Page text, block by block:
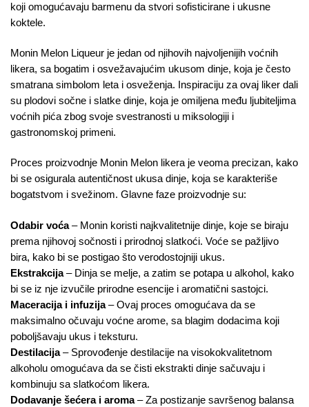
koji omogućavaju barmenu da stvori sofisticirane i ukusne
koktele.
Monin Melon Liqueur je jedan od njihovih najvoljenijih voćnih
likera, sa bogatim i osvežavajućim ukusom dinje, koja je često
smatrana simbolom leta i osveženja. Inspiraciju za ovaj liker dali
su plodovi sočne i slatke dinje, koja je omiljena među ljubiteljima
voćnih pića zbog svoje svestranosti u miksologiji i
gastronomskoj primeni.
Proces proizvodnje Monin Melon likera je veoma precizan, kako
bi se osigurala autentičnost ukusa dinje, koja se karakteriše
bogatstvom i svežinom. Glavne faze proizvodnje su:
Odabir voća– Monin koristi najkvalitetnije dinje, koje se biraju
prema njihovoj sočnosti i prirodnoj slatkoći. Voće se pažljivo
bira, kako bi se postigao što verodostojniji ukus.
Ekstrakcija– Dinja se melje, a zatim se potapa u alkohol, kako
bi se iz nje izvučile prirodne esencije i aromatični sastojci.
Maceracija i infuzija– Ovaj proces omogućava da se
maksimalno očuvaju voćne arome, sa blagim dodacima koji
poboljšavaju ukus i teksturu.
Destilacija– Sprovođenje destilacije na visokokvalitetnom
alkoholu omogućava da se čisti ekstrakti dinje sačuvaju i
kombinuju sa slatkoćom likera.
Dodavanje šećera i aroma– Za postizanje savršenog balansa